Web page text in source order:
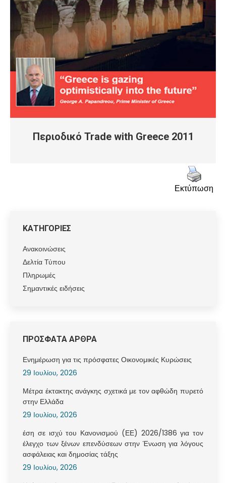
Περιοδικό Trade with Greece 2011
Εκτύπωση
ΚΑΤΗΓΟΡΙΕΣ
Ανακοινώσεις
Δελτία Τύπου
Πληρωμές
Σημαντικές ειδήσεις
ΠΡΟΣΦΑΤΑ ΑΡΘΡΑ
Ενημέρωση για τις πρόσφατες Οικονομικές Κυρώσεις
29 Ιουλίου, 2026
Μέτρα έκτακτης ανάγκης σχετικά με τον αφθώδη πυρετό
στην Ελλάδα
29 Ιουλίου, 2026
έση σε ισχύ του Κανονισμού (ΕΕ) 2026/1386 για τον
έλεγχο των ξένων επενδύσεων στην Ένωση για λόγους
ασφάλειας και δημοσίας τάξης
29 Ιουλίου, 2026